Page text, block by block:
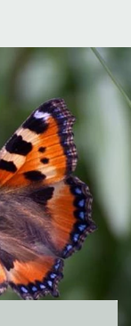
3
katalog af
og åbne